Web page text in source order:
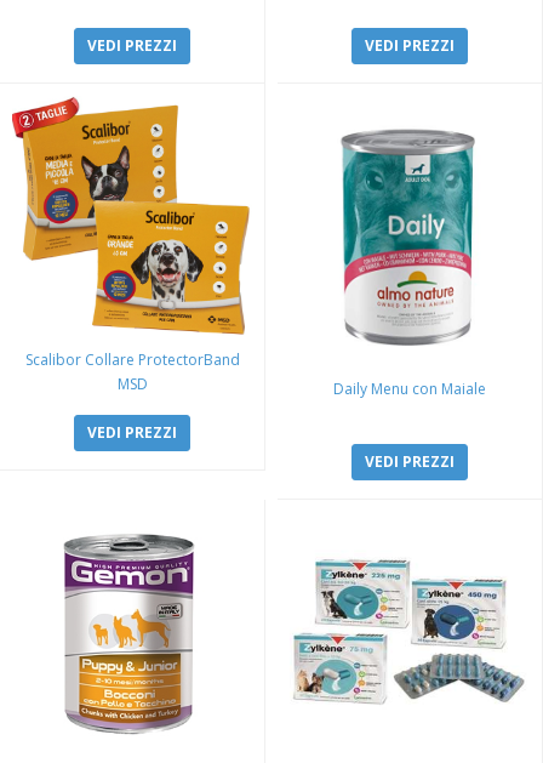
VEDI PREZZI VEDI PREZZI
Scalibor Collare ProtectorBand
MSD
VEDI PREZZI
Daily Menu con Maiale
VEDI PREZZI